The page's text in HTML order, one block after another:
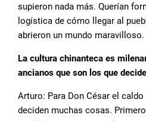
supieron nada más. Querían
logística de cómo llegar al
abrieron un mundo maravilloso.
La cultura chinanteca es
ancianos que son los que
Arturo: Para Don César el
deciden muchas cosas.